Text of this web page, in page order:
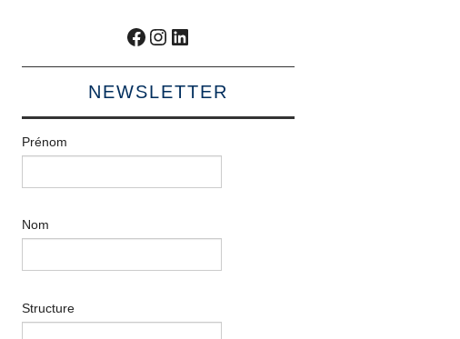
Facebook
Instagram
LinkedIn
NEWSLETTER
Prénom
Nom
Structure